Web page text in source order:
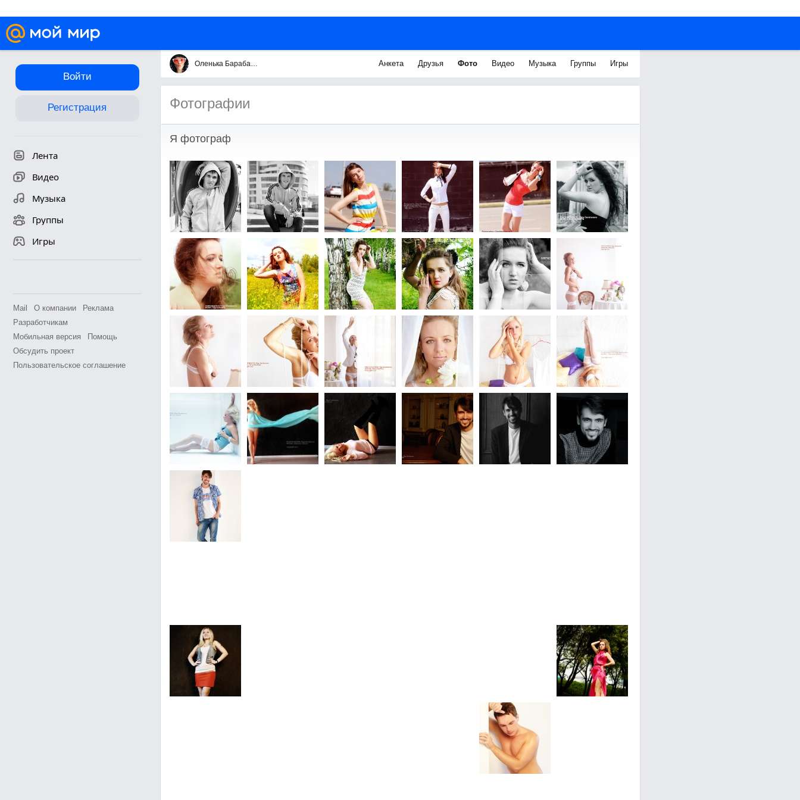
Войти
Регистрация
Лента
Видео
Музыка
Группы
Игры
Mail О компании
Реклама
Разработчикам
Мобильная версия
Помощь
Обсудить проект
Пользовательское соглашение
Оленька Барабанова Анкета Друзья Фото Видео Музыка Группы Игры
Фотографии
Я фотограф